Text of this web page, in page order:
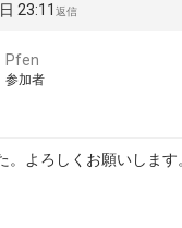
23:11 返信
Pfen
参加者
。よろしくお願いします